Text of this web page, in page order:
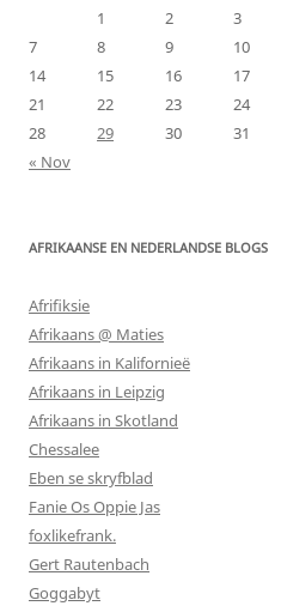
1
2 3
7
8 9 10
14
15 16 17
21
22 23 24
28
29 30
31
« Nov
AFRIKAANSE EN NEDERLANDSE BLOGS
Afrifiksie
Afrikaans @ Maties
Afrikaans in Kalifornieë
Afrikaans in Leipzig
Afrikaans in Skotland
Chessalee
Eben se skryfblad
Fanie Os Oppie Jas
foxlikefrank.
Gert Rautenbach
Goggabyt